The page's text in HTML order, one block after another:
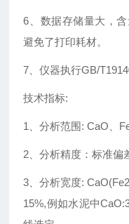
6、数据存储量大，
避免了打印耗材。
7、仪器执行GB/
技术指标:
1、分析范围: CaO、
2、分析精度：标准偏
3、分析宽度:
15%,例如水泥中